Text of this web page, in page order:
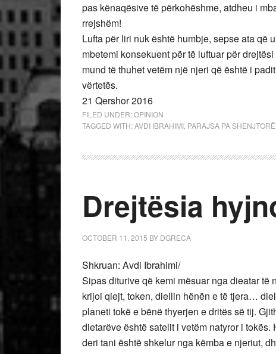
pas kënaqësive të përkohëshme, atdheu i
rrejshëm!
Lufta për liri nuk është humbje, sepse ata që
mbetemi konsekuent për të luftuar për
mund të thuhet vetëm një njeri që është i
vërtetës.
21 Qershor 2016
FILED UNDER:OPINION
TAGGED WITH:AVDI IBRAHIMI PARAJSA PA SHENJTORË!
Drejtësia
OCTOBER 11, 2015 BY DGRECA
Shkruan: Avdi Ibrahimi/
Sipas diturive që kemi mësuar nga dieatar
krijoi qiejt, token, diellin hënën e të tjera…
planeti tokë e bënë thyerjen e dritës së tij.
dietarëve është satelit i vetëm natyror i
deri tani është shkelur nga këmba e njeriut,